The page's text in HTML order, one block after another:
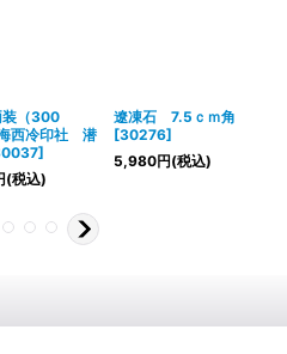
装（300
西冷印社 潜
]
(税込)
遼凍石 7.5ｃｍ角
[30276]
5,980円(税込)